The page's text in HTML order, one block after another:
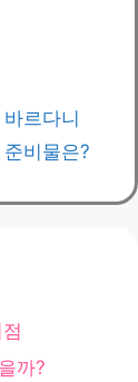
르다니
비물은?
까?